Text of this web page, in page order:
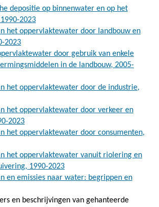
depositie op binnenwater en op het
2023
het oppervlaktewater door landbouw en
2023
door gebruik van enkele
in de landbouw, 2005-
het oppervlaktewater door de industrie,
het oppervlaktewater door verkeer en
2023
het oppervlaktewater door consumenten,
het oppervlaktewater vanuit riolering en
1990-2023
en emissies naar water: begrippen en
en beschrijvingen van gehanteerde